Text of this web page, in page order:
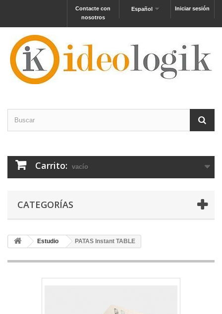
Iniciar sesión
Español
Contacte con
nosotros
Carrito: vacío
CATEGORÍAS
Estudio PATAS Instant TABLE